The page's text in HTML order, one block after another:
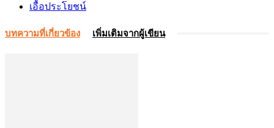
เอื้อประโยชน์
บทความที่เกี่ยวข้อง เพิ่มเติมจากผู้เขียน